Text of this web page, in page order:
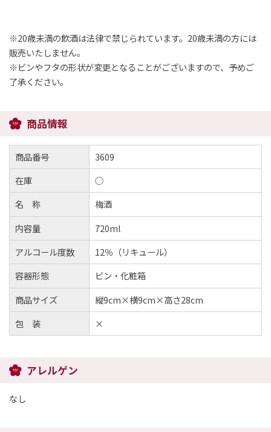
商品番号
3609
在庫
○
名 称
梅酒
内容量
720ml
アルコール度数
12％（リキュール）
容器形態
ビン・化粧箱
商品サイズ
縦9cm×横9cm×高さ28cm
包 装
×
※20歳未満の飲酒は法律で禁じられています。20歳未満の方には
販売いたしません。
※ビンやフタの形状が変更となることがございますので、予めご
了承ください。
商品情報
アレルゲン
なし